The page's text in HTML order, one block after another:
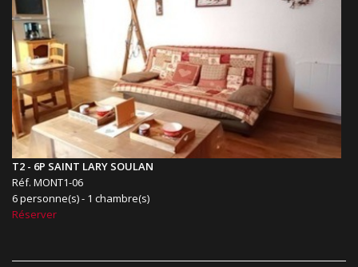
T2 - 6P SAINT LARY SOULAN
Réf. MONT1-06
6 personne(s) - 1 chambre(s)
Réserver